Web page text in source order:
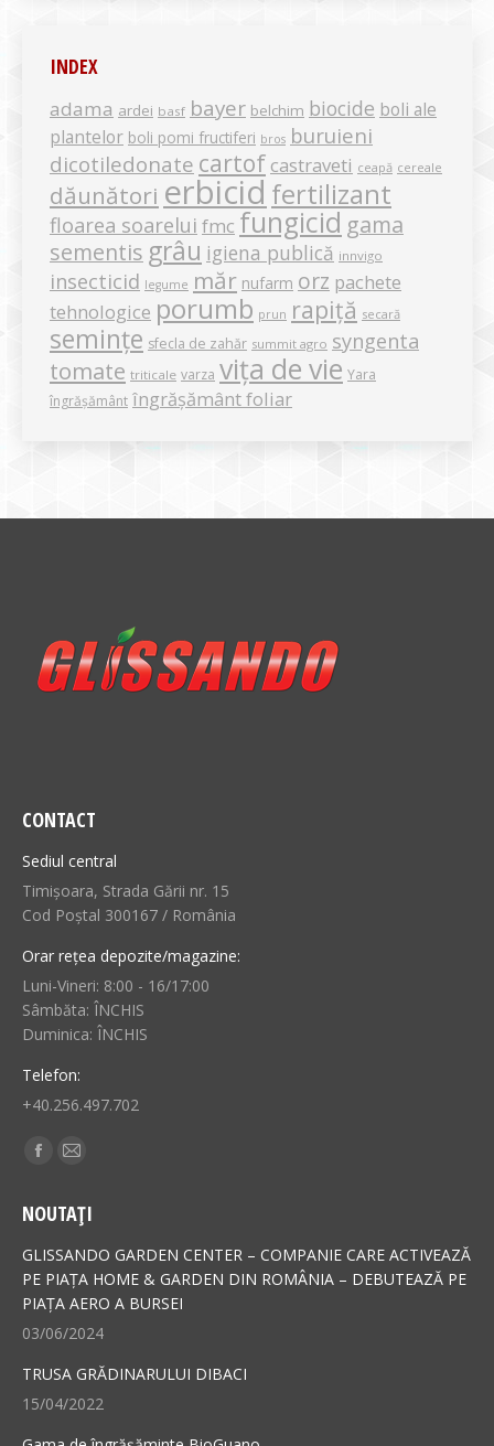
INDEX
adama ardei basf bayer belchim biocide boli ale
plantelor boli pomi fructiferi bros buruieni
dicotiledonate cartof castraveti ceapă cereale
dăunători erbicid fertilizant
floarea soarelui fmc fungicid gama
sementis grâu igiena publică innvigo
insecticid legume măr nufarm orz pachete
tehnologice porumb prun rapiță secară
semințe sfecla de zahăr summit agro syngenta
tomate triticale varza vița de vie Yara
îngrășământ îngrășământ foliar
CONTACT
Sediul central
Timișoara, Strada Gării nr. 15
Cod Poștal 300167 / România
Orar rețea depozite/magazine:
Luni-Vineri: 8:00 - 16/17:00
Sâmbăta: ÎNCHIS
Duminica: ÎNCHIS
Telefon:
+40.256.497.702
Find us on:
Facebook
opens
in
new
window
Mail
opens
in
new
window
NOUTAȚI
GLISSANDO GARDEN CENTER – COMPANIE CARE ACTIVEAZĂ
PE PIAȚA HOME & GARDEN DIN ROMÂNIA – DEBUTEAZĂ PE
PIAȚA AERO A BURSEI
03/06/2024
TRUSA GRĂDINARULUI DIBACI
15/04/2022